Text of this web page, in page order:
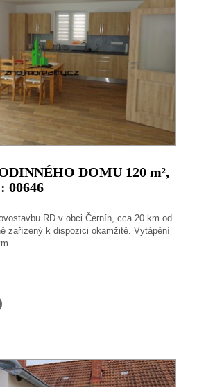
DOMU 120 m²,
00646
RD v obci Černín, cca 20 km od
zařízený k dispozici okamžitě. Vytápění